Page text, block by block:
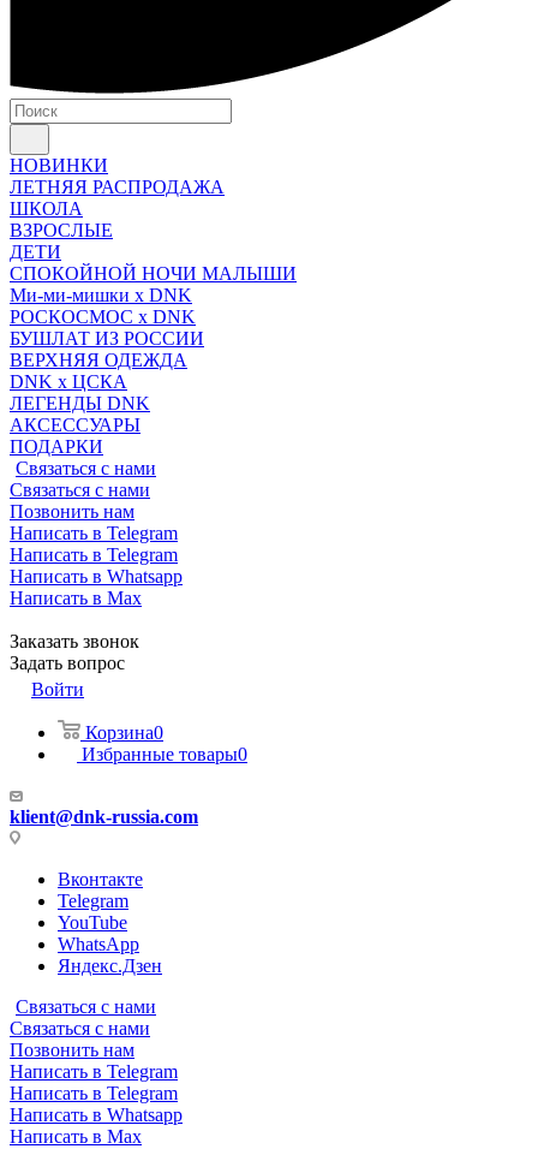
НОВИНКИ
ЛЕТНЯЯ РАСПРОДАЖА
ШКОЛА
ВЗРОСЛЫЕ
ДЕТИ
СПОКОЙНОЙ НОЧИ МАЛЫШИ
Ми-ми-мишки x DNK
РОСКОСМОС x DNK
БУШЛАТ ИЗ РОССИИ
ВЕРХНЯЯ ОДЕЖДА
DNK x ЦСКА
ЛЕГЕНДЫ DNK
АКСЕССУАРЫ
ПОДАРКИ
Связаться с нами
Связаться с нами
Позвонить нам
Написать в Telegram
Написать в Telegram
Написать в Whatsapp
Написать в Max
Заказать звонок
Задать вопрос
Войти
Корзина0
Избранные товары0
klient@dnk-russia.com
Вконтакте
Telegram
YouTube
WhatsApp
Яндекс.Дзен
Связаться с нами
Связаться с нами
Позвонить нам
Написать в Telegram
Написать в Telegram
Написать в Whatsapp
Написать в Max